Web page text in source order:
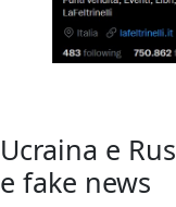
Ucraina e
e fake news